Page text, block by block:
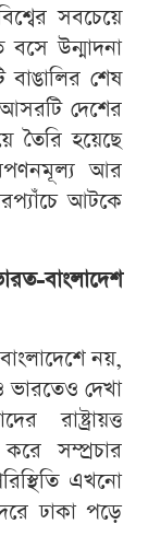
সবচেয়ে
বসে উন্মাদনা
শেষ
দেশের
তৈরি হয়েছে
আর
আটকে
বাংলাদেশ
নয়,
দেখা
রাষ্ট্রায়ত্ত
সম্প্রচার
এখনো
ঢাকা পড়ে